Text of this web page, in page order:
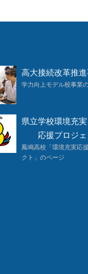
高大接続改革推
学力向上モデル校事業
県立学校環境充実
応援プロジェ
鳳鳴高校「環境充実応
クト」のページ